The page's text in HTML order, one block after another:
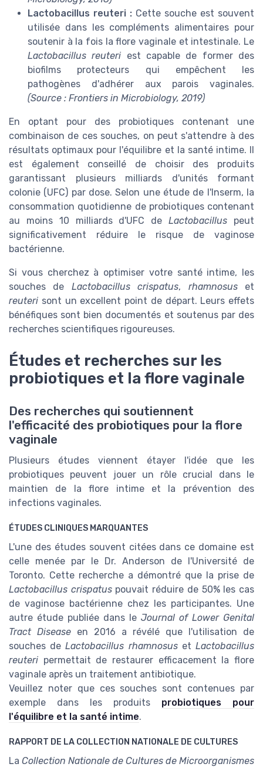
Lactobacillus reuteri : Cette souche est souvent
utilisée dans les compléments alimentaires pour
soutenir à la fois la flore vaginale et intestinale. Le
Lactobacillus reuteri est capable de former des
biofilms protecteurs qui empêchent les
pathogènes d'adhérer aux parois vaginales.
(Source : Frontiers in Microbiology, 2019)
En optant pour des probiotiques contenant une
combinaison de ces souches, on peut s'attendre à des
résultats optimaux pour l'équilibre et la santé intime. Il
est également conseillé de choisir des produits
garantissant plusieurs milliards d'unités formant
colonie (UFC) par dose. Selon une étude de l'Inserm, la
consommation quotidienne de probiotiques contenant
au moins 10 milliards d'UFC deLactobacillus peut
significativement réduire le risque de vaginose
bactérienne.
Si vous cherchez à optimiser votre santé intime, les
souches de Lactobacillus crispatus, rhamnosuset
reuteri sont un excellent point de départ. Leurs effets
bénéfiques sont bien documentés et soutenus par des
recherches scientifiques rigoureuses.
Études et recherches sur les
probiotiques et la flore vaginale
Des recherches qui soutiennent
l'efficacité des probiotiques pour la flore
vaginale
Plusieurs études viennent étayer l'idée que les
probiotiques peuvent jouer un rôle crucial dans le
maintien de la flore intime et la prévention des
infections vaginales.
ÉTUDES CLINIQUES MARQUANTES
L'une des études souvent citées dans ce domaine est
celle menée par le Dr. Anderson de l'Université de
Toronto. Cette recherche a démontré que la prise de
Lactobacillus crispatuspouvait réduire de 50% les cas
de vaginose bactérienne chez les participantes. Une
autre étude publiée dans le Journal of Lower Genital
Tract Disease en 2016 a révélé que l'utilisation de
souches deLactobacillus rhamnosusetLactobacillus
reuteri permettait de restaurer efficacement la flore
vaginale après un traitement antibiotique.
Veuillez noter que ces souches sont contenues par
exemple dans les produits probiotiques pour
l'équilibre et la santé intime.
RAPPORT DE LA COLLECTION NATIONALE DE CULTURES
La Collection Nationale de Cultures de Microorganismes